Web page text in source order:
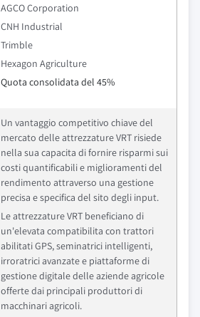
AGCO Corporation
CNH Industrial
Trimble
Hexagon Agriculture
Quota consolidata del 45%
Un vantaggio competitivo chiave del
mercato delle attrezzature VRT risiede
nella sua capacita di fornire risparmi sui
costi quantificabili e miglioramenti del
rendimento attraverso una gestione
precisa e specifica del sito degli input.
Le attrezzature VRT beneficiano di
un'elevata compatibilita con trattori
abilitati GPS, seminatrici intelligenti,
irroratrici avanzate e piattaforme di
gestione digitale delle aziende agricole
offerte dai principali produttori di
macchinari agricoli.